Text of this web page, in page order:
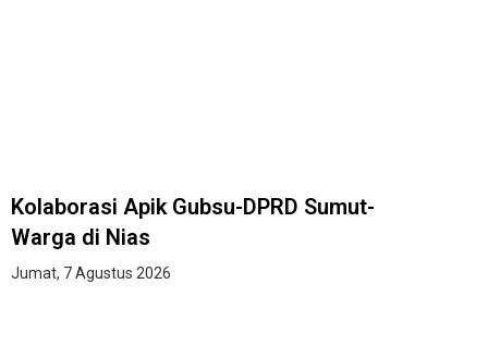
Kolaborasi Apik Gubsu-DPRD Sumut-
Warga di Nias
Jumat, 7 Agustus 2026